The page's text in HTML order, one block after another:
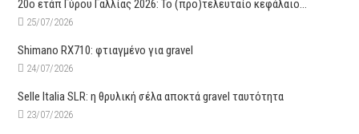
20ο ετάπ Γύρου Γαλλίας 2026: Το (προ)τελευταίο κεφάλαιο…
25/07/2026
Shimano RX710: φτιαγμένο για gravel
24/07/2026
Selle Italia SLR: η θρυλική σέλα αποκτά gravel ταυτότητα
23/07/2026